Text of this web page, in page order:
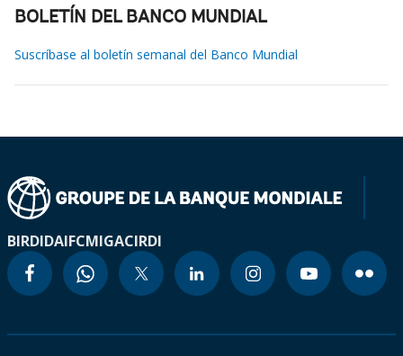
BOLETÍN DEL BANCO MUNDIAL
Suscríbase al boletín semanal del Banco Mundial
BIRDIDAIFCMIGACIRDI